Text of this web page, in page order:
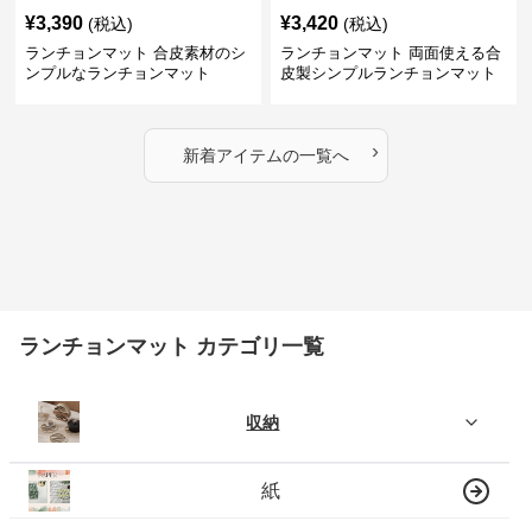
¥3,390 (税込)
ランチョンマット 合皮素材のシ
ンプルなランチョンマット
¥3,420 (税込)
ランチョンマット 両面使える合
皮製シンプルランチョンマット
新着アイテムの一覧へ ›
ランチョンマット カテゴリ一覧
収納
紙